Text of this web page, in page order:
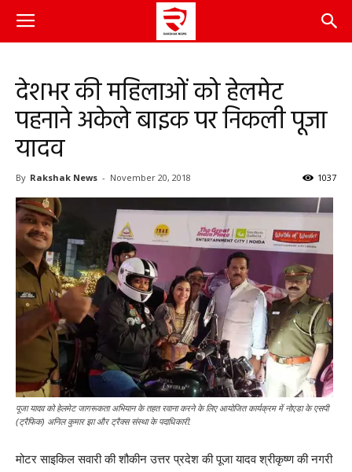
देशभर की महिलाओं को हेलमेट
पहनाने अकेले बाइक पर निकली पूजा
यादव
By Rakshak News - November 20, 2018 1037
पूजा यादव को हेलमेट जागरूकता अभियान के तहत रवाना करने के लिए आयोजित कार्यक्रम में नोएडा के एसपी
(ट्रैफिक) अनिल कुमार झा और ट्रैक्स संस्था के पदाधिकारी.
मोटर साइकिल सवारी की शौकीन उत्तर प्रदेश की पूजा यादव श्रीकृष्ण की नगरी